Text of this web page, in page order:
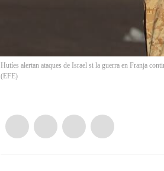
Hutíes alertan ataques de Israel si la guerra en Franja
(EFE)